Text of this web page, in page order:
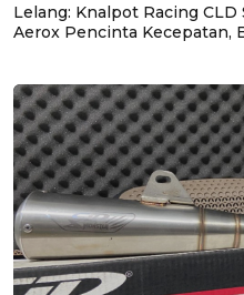
Lelang: Knalpot Racing
Aerox Pencinta Kecepatan,